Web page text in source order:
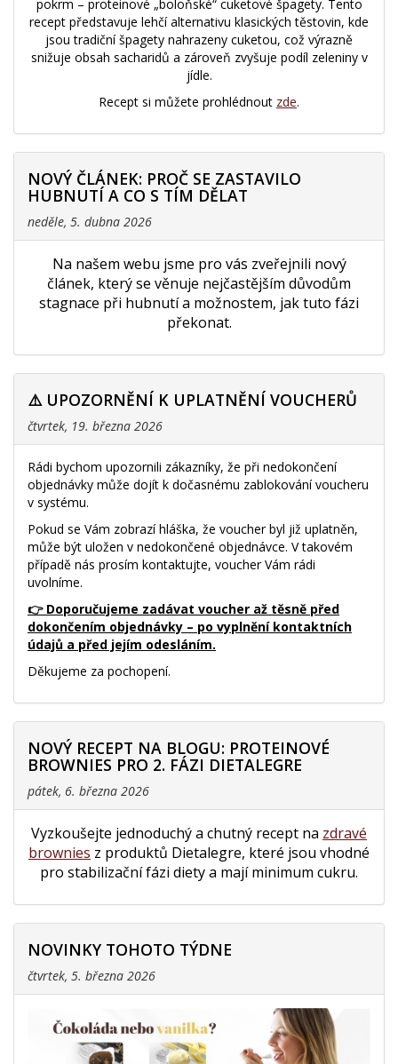
pokrm – proteinové „boloňské“ cuketové špagety. Tento
recept představuje lehčí alternativu klasických těstovin, kde
jsou tradiční špagety nahrazeny cuketou, což výrazně
snižuje obsah sacharidů a zároveň zvyšuje podíl zeleniny v
jídle.
Recept si můžete prohlédnout zde.
NOVÝ ČLÁNEK: PROČ SE ZASTAVILO
HUBNUTÍ A CO S TÍM DĚLAT
neděle, 5. dubna 2026
Na našem webu jsme pro vás zveřejnili nový
článek, který se věnuje nejčastějším důvodům
stagnace při hubnutí a možnostem, jak tuto fázi
překonat.
⚠️ UPOZORNĚNÍ K UPLATNĚNÍ VOUCHERŮ
čtvrtek, 19. března 2026
Rádi bychom upozornili zákazníky, že při nedokončení
objednávky může dojít k dočasnému zablokování voucheru
v systému.
Pokud se Vám zobrazí hláška, že voucher byl již uplatněn,
může být uložen v nedokončené objednávce. V takovém
případě nás prosím kontaktujte, voucher Vám rádi
uvolníme.
👉 Doporučujeme zadávat voucher až těsně před
dokončením objednávky – po vyplnění kontaktních
údajů a před jejím odesláním.
Děkujeme za pochopení.
NOVÝ RECEPT NA BLOGU: PROTEINOVÉ
BROWNIES PRO 2. FÁZI DIETALEGRE
pátek, 6. března 2026
Vyzkoušejte jednoduchý a chutný recept na zdravé
brownies z produktů Dietalegre, které jsou vhodné
pro stabilizační fázi diety a mají minimum cukru.
NOVINKY TOHOTO TÝDNE
čtvrtek, 5. března 2026